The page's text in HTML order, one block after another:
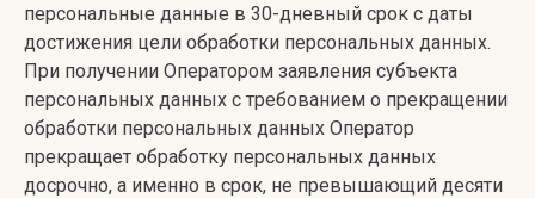
персональные данные в 30-дневный срок с даты
достижения цели обработки персональных данных.
При получении Оператором заявления субъекта
персональных данных с требованием о прекращении
обработки персональных данных Оператор
прекращает обработку персональных данных
досрочно, а именно в срок, не превышающий десяти